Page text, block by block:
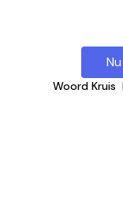
Woord Kruis